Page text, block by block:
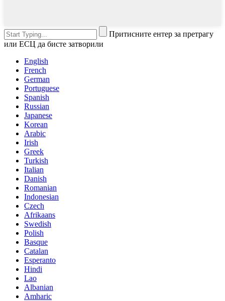
Притисните ентер за претрагу
или ЕСЦ да бисте затворили
English
French
German
Portuguese
Spanish
Russian
Japanese
Korean
Arabic
Irish
Greek
Turkish
Italian
Danish
Romanian
Indonesian
Czech
Afrikaans
Swedish
Polish
Basque
Catalan
Esperanto
Hindi
Lao
Albanian
Amharic